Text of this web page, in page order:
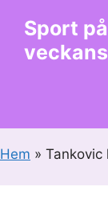
innehåll
Sport
Hem » Tankovic